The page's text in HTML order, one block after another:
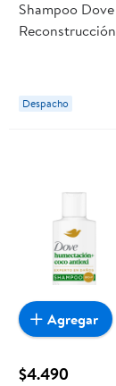
Shampoo Dove
Reconstrucción
Despacho
$4.490
Agregar